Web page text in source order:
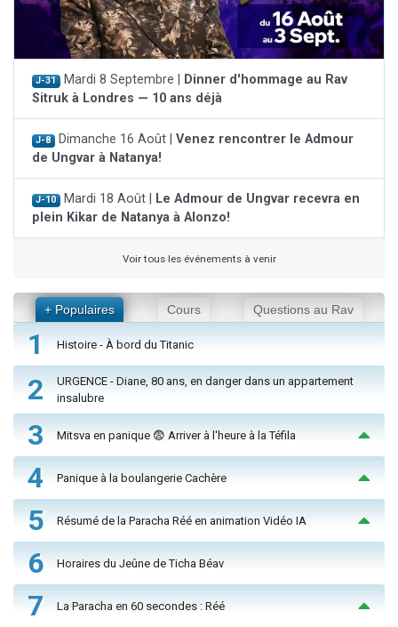
J-31 Mardi 8 Septembre |
Dinner d'hommage au Rav
Sitruk à Londres — 10 ans déjà
J-8 Dimanche 16 Août | Venez rencontrer le Admour
de Ungvar à Natanya!
J-10 Mardi 18 Août |
Le Admour de Ungvar recevra en
plein Kikar de Natanya à Alonzo!
Voir tous les événements à venir
+ Populaires Cours Questions au Rav
1 Histoire - À bord du Titanic
2
URGENCE - Diane, 80 ans, en danger dans un appartement
insalubre
3 Mitsva en panique 😨 Arriver à l'heure à la Téfila
4 Panique à la boulangerie Cachère
5 Résumé de la Paracha Réé en animation Vidéo IA
6 Horaires du Jeûne de Ticha Béav
7 La Paracha en 60 secondes : Réé